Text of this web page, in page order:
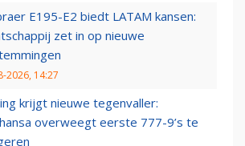
E195-E2 biedt LATAM kansen:
zet in op nieuwe
2026, 14:27
krijgt nieuwe tegenvaller:
overweegt eerste 777-9’s te